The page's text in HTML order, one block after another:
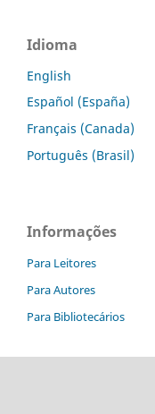
Idioma
English
Español (España)
Français (Canada)
Português (Brasil)
Informações
Para Leitores
Para Autores
Para Bibliotecários